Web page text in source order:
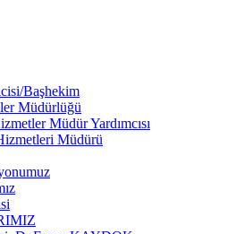
Başhekim
Müdürlüğü
Müdür Yardımcısı
Müdürü